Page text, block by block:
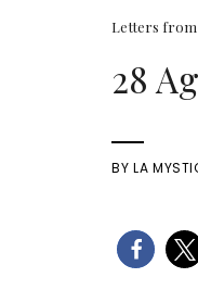
Letters from
28
BYLA